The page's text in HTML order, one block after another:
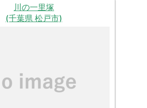
川の一里塚
(千葉県 松戸市)